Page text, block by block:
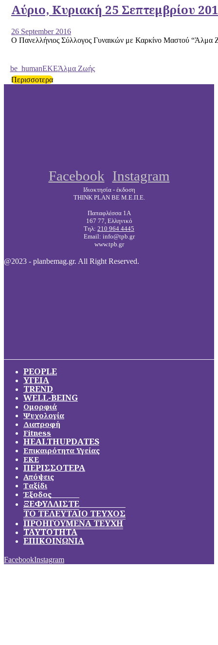
Αύριο, Κυριακή 25 Σεπτεμβρίου
26 September 2016
Ο Πανελλήνιος Σύλλογος Γυναικών με Καρκίνο Μαστού “Άλμα
be_humanEKEΆλμα Ζωής
Περισσοτερα
Facebook Instagram
Ιδιοκτησία - έκδοση
THINK PLAN BE Μ.Ε.Π.Ε.
Παπαφλέσσα 1Α
167 77, Ελληνικό
Τηλ: 210 964 4445
Email: info@tpb.gr
www.tpb.gr
@2023 - planbemag.gr. All Right Reserved.
PEOPLE
ΥΓΕΙΑ
TREND
WELL-BEING
Ομορφιά
Ψυχολογία
Διατροφή
Fitness
HEALTHUPDATES
Επικαιρότητα Υγείας
ΕΚΕ
ΠΕΡΙΣΣΟΤΕΡΑ
Απόψεις
Ταξίδι
Έξοδος
ΞΕΦΥΛΛΙΣΤΕ
ΤΟ ΤΕΛΕΥΤΑΙΟ ΤΕΥΧΟΣ
ΠΡΟΗΓΟΥΜΕΝΑ ΤΕΥΧΗ
ΤΑΥΤΟΤΗΤΑ
ΕΠΙΚΟΙΝΩΝΙΑ
FacebookInstagram